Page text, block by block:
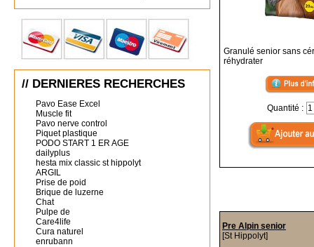
// DERNIERES RECHERCHES
Pavo Ease Excel
Muscle fit
Pavo nerve control
Piquet plastique
PODO START 1 ER AGE
dailyplus
hesta mix classic st hippolyt
ARGIL
Prise de poid
Brique de luzerne
Chat
Pulpe de
Care4life
Cura naturel
enrubann
Granulé senior sans
réhydrater
Quantité :
Pre Alpin senior
[St Hippolyt]